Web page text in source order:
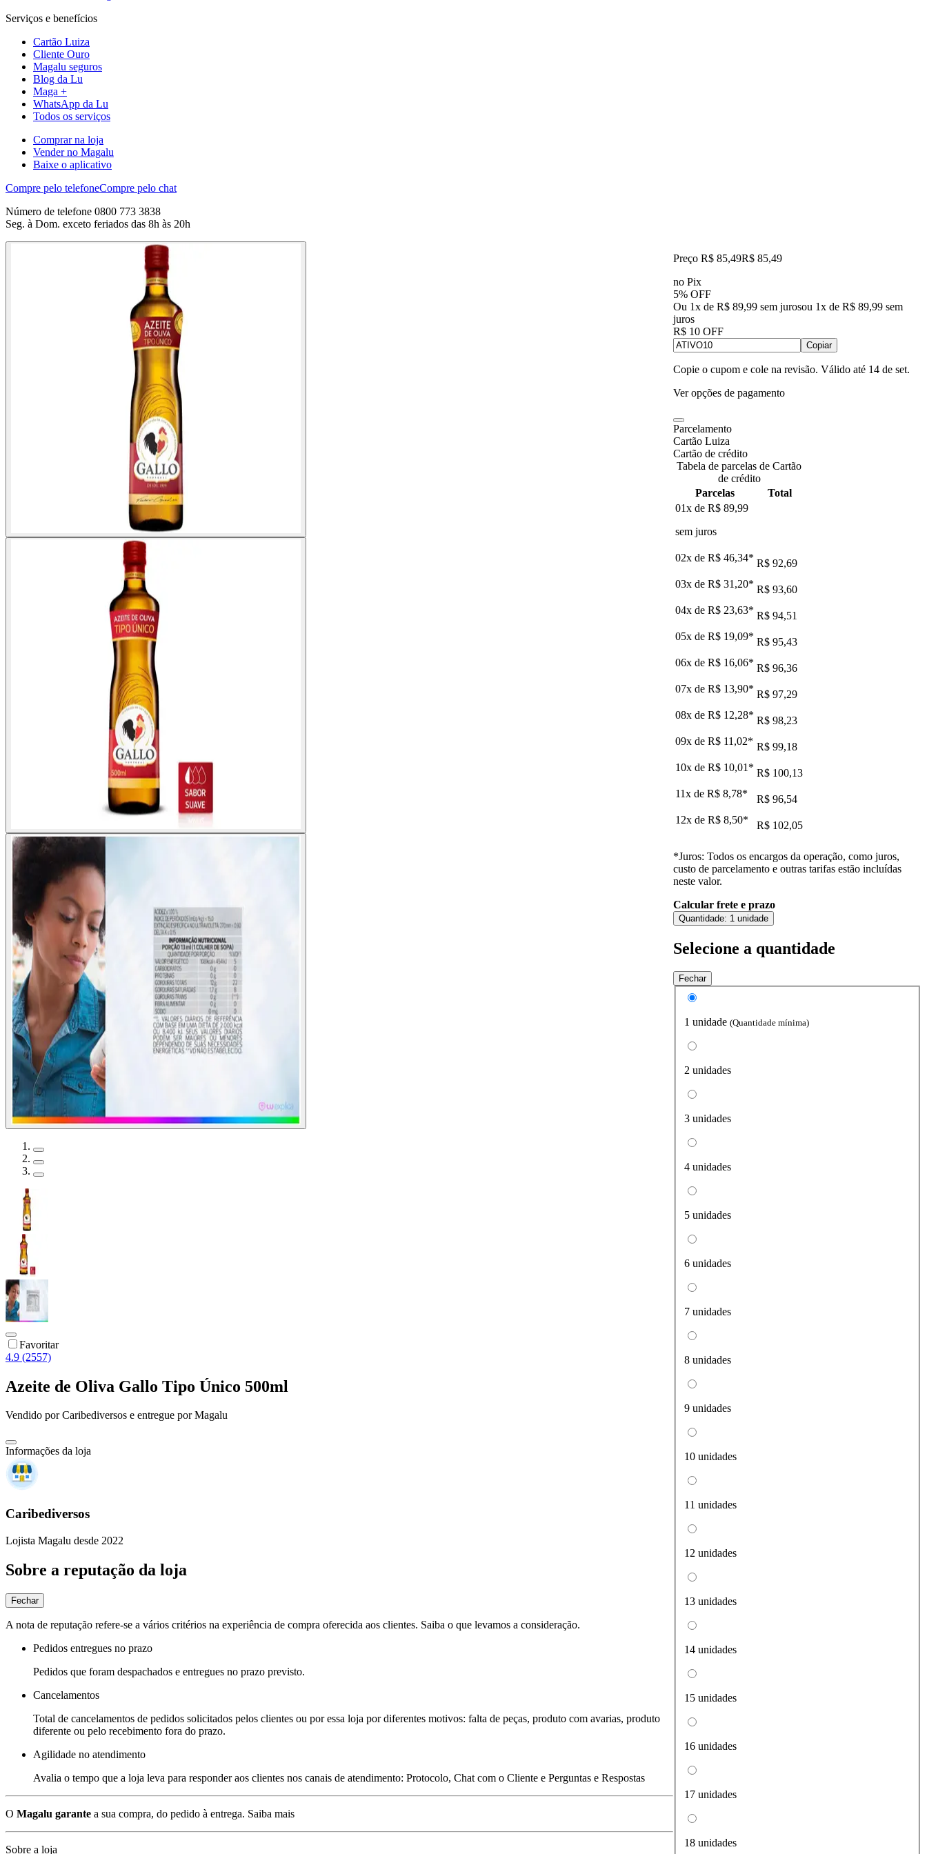
Serviços e benefícios
Cartão Luiza
Cliente Ouro
Magalu seguros
Blog da Lu
Maga +
WhatsApp da Lu
Todos os serviços
Comprar na loja
Vender no Magalu
Baixe o aplicativo
Compre pelo telefoneCompre pelo chat
Número de telefone 0800 773 3838
Seg. à Dom. exceto feriados das 8h às 20h
Favoritar
4.9 (2557)
Azeite de Oliva Gallo Tipo Único 500ml
Vendido porCaribediversos e entregue por Magalu
Informações da loja
Caribediversos
Lojista Magalu desde 2022
Sobre a reputação da loja
Fechar
A nota de reputação refere-se a vários critérios na experiência de compra oferecida aos clientes. Saiba o que levamos a consideração.
Pedidos entregues no prazo
Pedidos que foram despachados e entregues no prazo previsto.
Cancelamentos
Total de cancelamentos de pedidos solicitados pelos clientes ou por essa loja por diferentes motivos: falta de peças, produto com avarias, produto
diferente ou pelo recebimento fora do prazo.
Agilidade no atendimento
Avalia o tempo que a loja leva para responder aos clientes nos canais de atendimento: Protocolo, Chat com o Cliente e Perguntas e Respostas
O Magalu garante a sua compra, do pedido à entrega. Saiba mais
Sobre a loja
Preço R$ 85,49R$ 85,49
no Pix
5% OFF
Ou 1x de R$ 89,99 sem jurosou 1x de R$ 89,99 sem
juros
R$ 10 OFF
Copiar
Copie o cupom e cole na revisão. Válido até 14 de set.
Ver opções de pagamento
Parcelamento
Cartão Luiza
Cartão de crédito
Tabela de parcelas de Cartão
de crédito
Parcelas
Total
01x de R$ 89,99
sem juros
02x de R$ 46,34* R$ 92,69
03x de R$ 31,20* R$ 93,60
04x de R$ 23,63* R$ 94,51
05x de R$ 19,09* R$ 95,43
06x de R$ 16,06* R$ 96,36
07x de R$ 13,90* R$ 97,29
08x de R$ 12,28* R$ 98,23
09x de R$ 11,02* R$ 99,18
10x de R$ 10,01 * R$ 100,13
11x de R$ 8,78*
R$ 96,54
12x de R$ 8,50* R$ 102,05
*Juros: Todos os encargos da operação, como juros,
custo de parcelamento e outras tarifas estão incluídas
neste valor.
Calcular frete e prazo
Quantidade: 1 unidade
Selecione a quantidade
Fechar
1 unidade (Quantidade mínima)
2 unidades
3 unidades
4 unidades
5 unidades
6 unidades
7 unidades
8 unidades
9 unidades
10 unidades
11 unidades
12 unidades
13 unidades
14 unidades
15 unidades
16 unidades
17 unidades
18 unidades